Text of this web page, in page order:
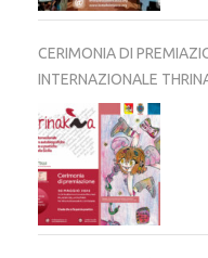
CERIMONIA DI
INTERNAZIONALE